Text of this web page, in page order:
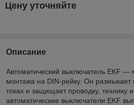
Цену уточняйте
Описание
Автоматический выключатель EKF —
монтажа на DIN-рейку. Он
токах и защищает проводку,
автоматические выключатели EKF